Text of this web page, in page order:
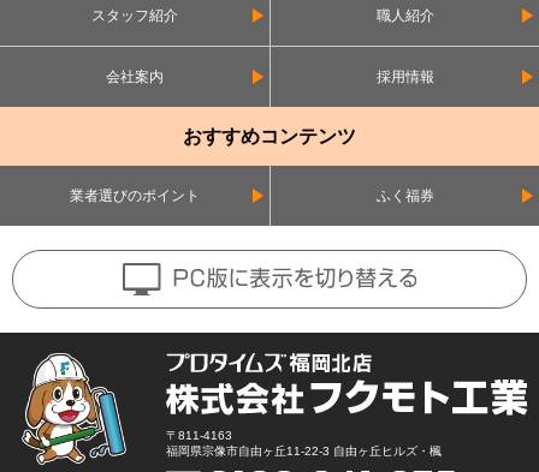
スタッフ紹介 職人紹介
会社案内 採用情報
おすすめコンテンツ
業者選びのポイント ふく福券
〒811-4163
福岡県宗像市自由ヶ丘11-22-3 自由ヶ丘ヒルズ・楓